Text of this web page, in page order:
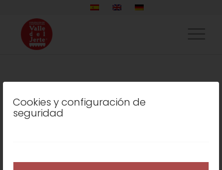
Cookies y configuración de
seguridad
LISTADO DE LA ETIQUETA:
COOPERATIVAS
VALLE DEL JERTE